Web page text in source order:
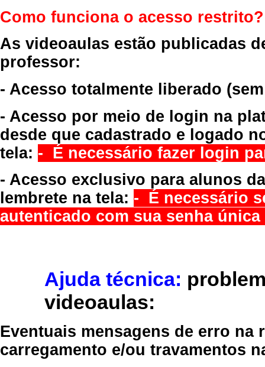
Como funciona o acesso restrito?
As videoaulas estão publicadas
professor:
- Acesso totalmente liberado
- Acesso por meio de login na
desde que cadastrado e logado
tela: - É necessário fazer login
- Acesso exclusivo para alunos
lembrete na tela: - É necessário
autenticado com sua senha
Ajuda técnica:
videoaulas:
Eventuais mensagens de erro
carregamento e/ou travamentos